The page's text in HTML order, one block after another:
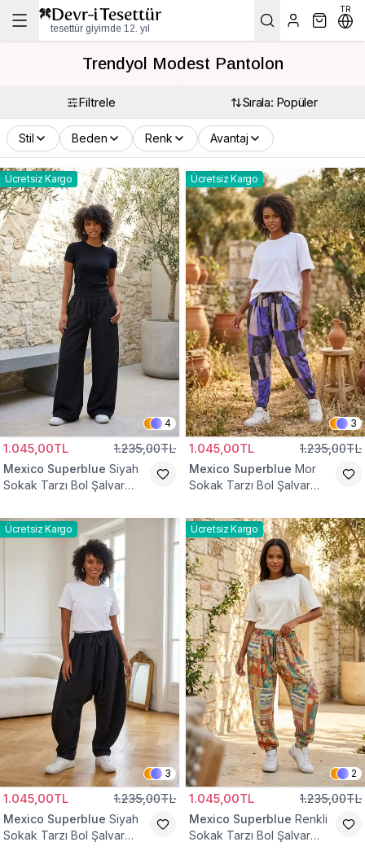
tesettür giyimde 12. yıl
TR
Trendyol Modest Pantolon
Filtrele Sırala: Popüler
Stil Beden Renk Avantaj
Ücretsiz Kargo
4
1.045,00TL 1.235,00TL
Mexico Superblue Siyah
Sokak Tarzı Bol Şalvar
Ücretsiz Kargo
3
1.045,00TL 1.235,00TL
Mexico Superblue Mor
Sokak Tarzı Bol Şalvar
Ücretsiz Kargo
3
1.045,00TL 1.235,00TL
Mexico Superblue Siyah
Sokak Tarzı Bol Şalvar
Ücretsiz Kargo
2
1.045,00TL 1.235,00TL
Mexico Superblue Renkli
Sokak Tarzı Bol Şalvar